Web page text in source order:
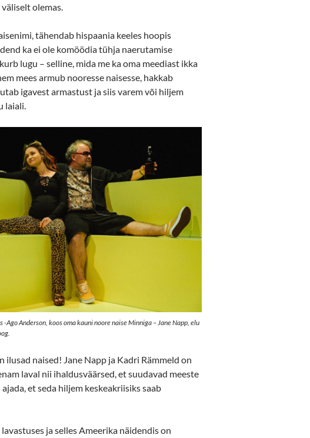
olemas.
tähendab hispaania keeles hoopis
ka ei ole komöödia tühja naerutamise
lugu – selline, mida me ka oma meediast ikka
mees armub nooresse naisesse, hakkab
igavest armastust ja siis varem või hiljem
laiali.
-Ago Anderson, koos oma kauni noore naise Minniga – Jane Napp, elu
ilusad naised! Jane Napp ja Kadri Rämmeld on
laval nii ihaldusväärsed, et suudavad meeste
et seda hiljem keskeakriisiks saab
ja selles Ameerika näidendis on